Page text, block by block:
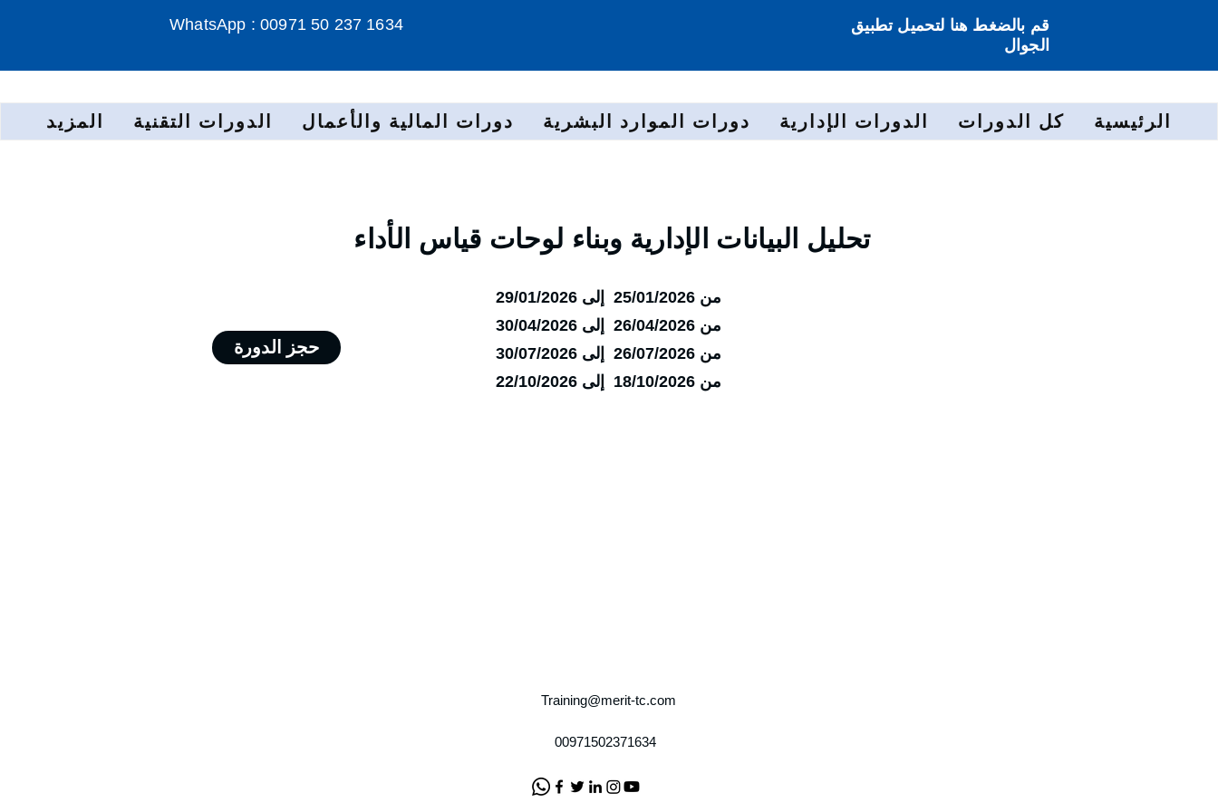
WhatsApp : 00971 50 237 1634
قم بالضغط هنا لتحميل تطبيق
الجوال
الرئيسية كل الدورات الدورات الإدارية دورات الموارد البشرية دورات المالية والأعمال الدورات التقنية المزيد
تحليل البيانات الإدارية وبناء لوحات قياس الأداء
حجز الدورة
من 25/01/2026 إلى 29/01/2026
من 26/04/2026 إلى 30/04/2026
من 26/07/2026 إلى 30/07/2026
من 18/10/2026 إلى 22/10/2026
Training@merit-tc.com
00971502371634